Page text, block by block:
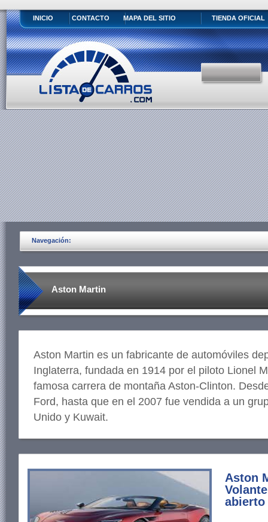
INICIO CONTACTO MAPA DEL SITIO TIENDA OFICIAL
Navegación:
Aston Martin
Aston Martin es un fabricante de automóviles
Inglaterra, fundada en 1914 por el piloto Lionel
famosa carrera de montaña Aston-Clinton.
Ford, hasta que en el 2007 fue vendida a un
Unido y Kuwait.
Aston
abierto